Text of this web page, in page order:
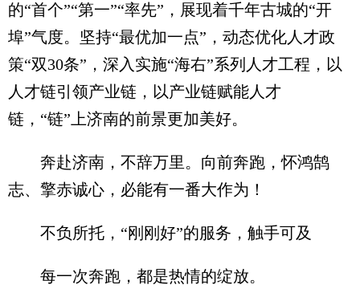
的“首个”“第一”“率先”，展现着千年古城的“开
埠”气度。坚持“最优加一点”，动态优化人才政
策“双30条”，深入实施“海右”系列人才工程，以
人才链引领产业链，以产业链赋能人才
链，“链”上济南的前景更加美好。
奔赴济南，不辞万里。向前奔跑，怀鸿鹄
志、擎赤诚心，必能有一番大作为！
不负所托，“刚刚好”的服务，触手可及
每一次奔跑，都是热情的绽放。